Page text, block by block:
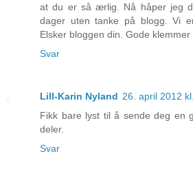
at du er så ærlig. Nå håper jeg
dager uten tanke på blogg. Vi
Elsker bloggen din. Gode klemmer
Svar
Lill-Karin Nyland 26. april 2012
Fikk bare lyst til å sende deg en
deler.
Svar